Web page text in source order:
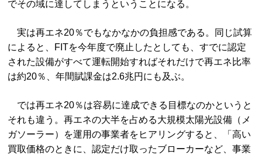
でその域に達してしまうということになる。
実は再エネ20％でもなかなかの負担感である。同じ試算
によると、FITを今年度で廃止したとしても、すでに認定
された設備がすべて運転開始すればそれだけで再エネ比率
は約20％、年間賦課金は2.6兆円にも及ぶ。
では再エネ20％は容易に達成できる目標なのかというと
それも違う。再エネの大半を占める大規模太陽光設備（メ
ガソーラー）を運用の事業者をヒアリングすると、「高い
買取価格のときに、認定だけ取ったブローカーなど、事業